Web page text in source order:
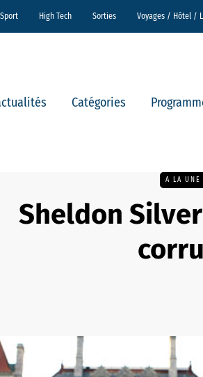
Sport High Tech Sorties Voyages / Hôtel /
Catégories
A LA UNE
Sheldon